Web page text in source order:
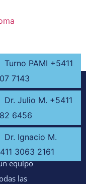
equipo
las
Turno PAMI +5411
7143
Dr. Julio M. +5411
6456
Dr. Ignacio M.
3063 2161